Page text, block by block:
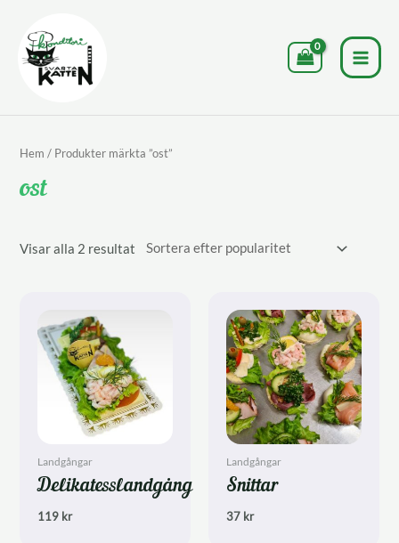
innehåll
Hem / Produkter märkta ”ost”
ost
Visar alla 2 resultat Sortera
Landgångar
Delikatesslandgång
119 kr
Landgångar
Snittar
37 kr